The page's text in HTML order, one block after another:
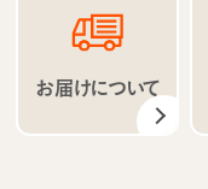
お届けについて